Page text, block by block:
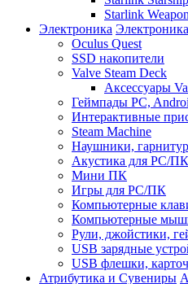
Starlink
Электроника Электроника
Oculus Quest
SSD накопители
Valve Steam Deck
Аксессуары
Геймпады PC,
Интерактивные
Steam Machine
Наушники,
Акустика для PC/ПК
Мини ПК
Игры для PC/ПК
Компьютерные
Компьютерные
Рули, джойстики,
USB зарядные
USB флешки,
Атрибутика и Сувениры